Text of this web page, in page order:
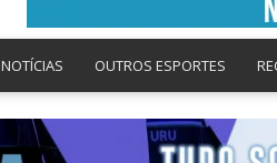
OUTROS ESPORTES